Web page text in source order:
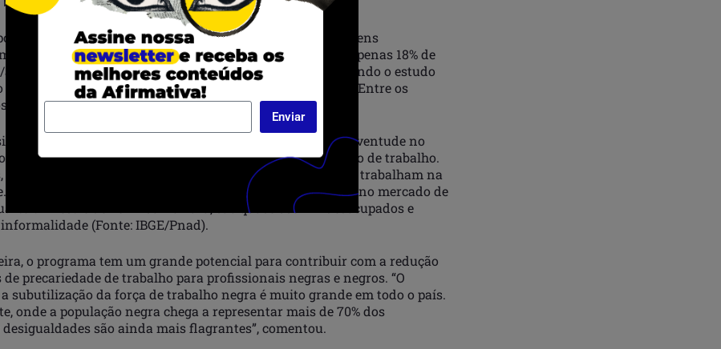
21 instituições de ensino superior, e o Pará, 35. Os jovens
grupo populacional de ambas os estados. No Brasil, apenas 18% de
de 18 a 24 anos estão cursando uma universidade, segundo o estudo
Instituto de Pesquisa Econômica Aplicada (Ipea) em 2020. Entre os
o número sobe para 36%.
nas condições de acesso e permanência desta juventude no
uma persistente desigualdade racial também no mercado de trabalho.
quase 200 mil pessoas estão desempregadas e mais de mil trabalham na
Na capital do estado, havia 440 mil pessoas subutilizadas no mercado de
trimestre de 2022. Já no Pará, são quase 350 mil desocupados e
(Fonte: IBGE/Pnad).
o programa tem um grande potencial para contribuir com a redução
precariedade de trabalho para profissionais negras e negros. “O
a subutilização da força de trabalho negra é muito grande em todo o país.
onde a população negra chega a representar mais de 70% dos
são ainda mais flagrantes”, comentou.
Enviar